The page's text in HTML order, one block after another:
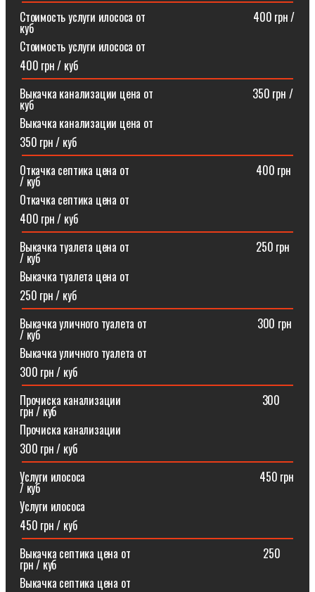
Стоимость услуги илососа от⠀⠀⠀⠀⠀⠀⠀⠀⠀⠀⠀⠀⠀400 грн /
куб
Стоимость услуги илососа от
400 грн / куб
Выкачка канализации цена от⠀⠀⠀⠀⠀⠀⠀⠀⠀⠀⠀⠀350 грн /
куб
Выкачка канализации цена от
350 грн / куб
Откачка септика цена от ⠀⠀⠀⠀⠀⠀⠀⠀⠀⠀⠀⠀⠀⠀⠀400 грн
/ куб
Откачка септика цена от
400 грн / куб
Выкачка туалета цена от ⠀⠀⠀⠀⠀⠀⠀⠀⠀⠀⠀⠀⠀⠀⠀250 грн
/ куб
Выкачка туалета цена от
250 грн / куб
Выкачка уличного туалета от ⠀⠀⠀⠀⠀⠀⠀⠀⠀⠀⠀⠀⠀300 грн
/ куб
Выкачка уличного туалета от
300 грн / куб
Прочиска канализации⠀⠀⠀⠀⠀⠀⠀⠀⠀⠀⠀⠀⠀⠀⠀⠀⠀300
грн / куб
Прочиска канализации
300 грн / куб
Услуги илососа⠀⠀⠀⠀⠀⠀⠀⠀⠀⠀⠀⠀⠀⠀⠀⠀⠀⠀⠀⠀⠀450 грн
/ куб
Услуги илососа
450 грн / куб
Выкачка септика цена от⠀⠀⠀⠀⠀⠀⠀⠀⠀⠀⠀⠀⠀⠀⠀⠀250
грн / куб
Выкачка септика цена от